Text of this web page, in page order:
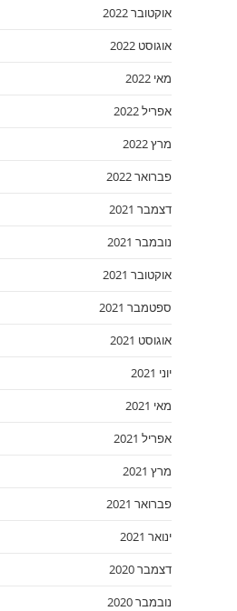
אוקטובר 2022
אוגוסט 2022
מאי 2022
אפריל 2022
מרץ 2022
פברואר 2022
דצמבר 2021
נובמבר 2021
אוקטובר 2021
ספטמבר 2021
אוגוסט 2021
יוני 2021
מאי 2021
אפריל 2021
מרץ 2021
פברואר 2021
ינואר 2021
דצמבר 2020
נובמבר 2020